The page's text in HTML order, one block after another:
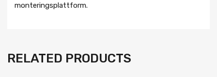
monteringsplattform.
RELATED PRODUCTS